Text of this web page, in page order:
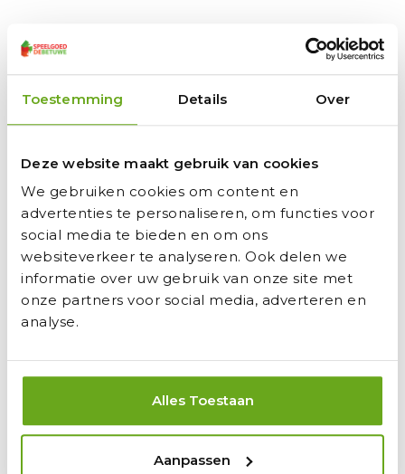
Toestemming Details Over
Deze website maakt gebruik van cookies
We gebruiken cookies om content en
advertenties te personaliseren, om functies voor
social media te bieden en om ons
websiteverkeer te analyseren. Ook delen we
informatie over uw gebruik van onze site met
onze partners voor social media, adverteren en
analyse.
Alles Toestaan
Aanpassen
Menu
Betalen-Verzenden-Afhaal
Privacy Verklaring
Retourneren
Disclaimer
Cookiebeleid